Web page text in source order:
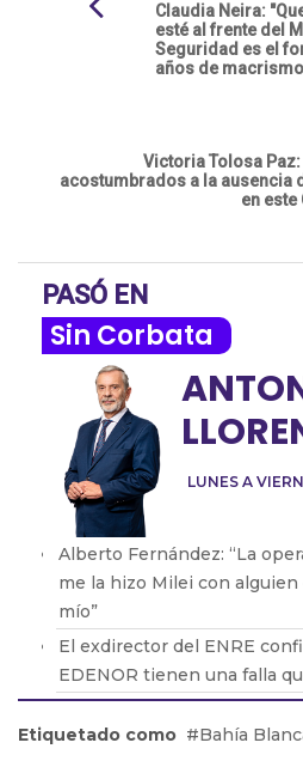
Claudia Neira:
esté al frente del
Seguridad es el
años de
Victoria Tolosa
acostumbrados a la ausencia
en este
PASÓ EN
Sin Corbata
LUNES A
Alberto Fernández: “La
me la hizo Milei con
mío”
El exdirector del ENRE
EDENOR tienen una falla
por el ser humano”
Etiquetado como Bahía